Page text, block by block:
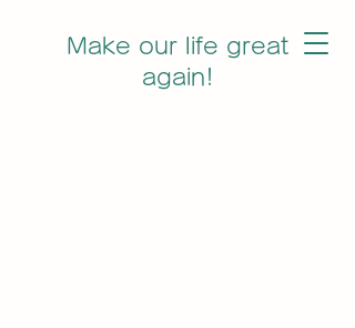
Make our life great
again!